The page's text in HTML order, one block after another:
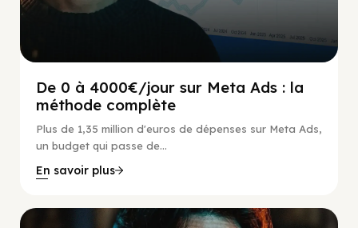
De 0 à 4000€/jour sur Meta Ads : la
méthode complète
Plus de 1,35 million d'euros de dépenses sur Meta Ads,
un budget qui passe de...
En savoir plus